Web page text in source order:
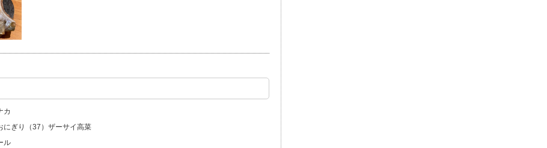
カ
ぎり（37）ザーサイ高菜
ル